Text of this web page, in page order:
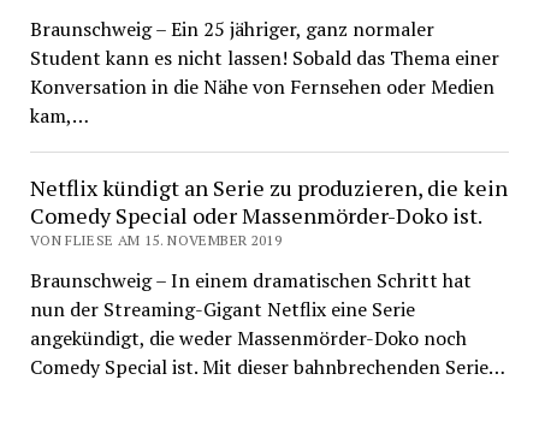
Braunschweig – Ein 25 jähriger, ganz normaler
Student kann es nicht lassen! Sobald das Thema einer
Konversation in die Nähe von Fernsehen oder Medien
kam,…
Netflix kündigt an Serie zu produzieren, die kein
Comedy Special oder Massenmörder-Doko ist.
VON FLIESE AM 15. NOVEMBER 2019
Braunschweig – In einem dramatischen Schritt hat
nun der Streaming-Gigant Netflix eine Serie
angekündigt, die weder Massenmörder-Doko noch
Comedy Special ist. Mit dieser bahnbrechenden Serie…